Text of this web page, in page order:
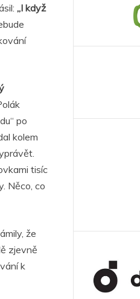
„I když
po
kolem
tisíc
Něco, co
že
zjevně
k